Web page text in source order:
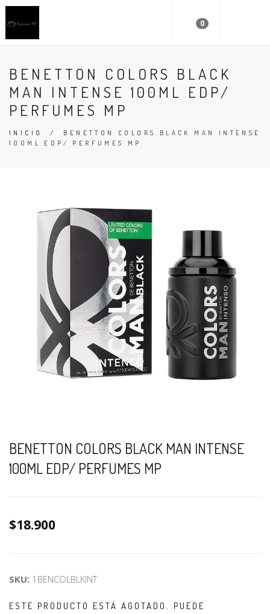
0
BENETTON COLORS BLACK
MAN INTENSE 100ML EDP/
PERFUMES MP
INICIO / BENETTON COLORS BLACK MAN INTENSE
100ML EDP/ PERFUMES MP
BENETTON COLORS BLACK MAN INTENSE
100ML EDP/ PERFUMES MP
$18.900
SKU: 1BENCOLBLKINT
ESTE PRODUCTO ESTÁ AGOTADO. PUEDE